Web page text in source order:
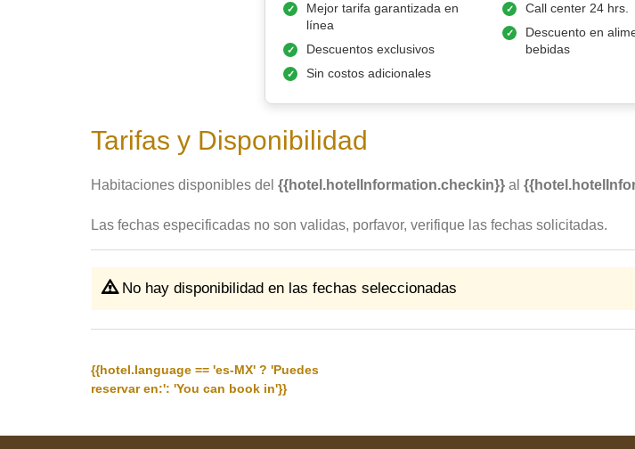
Mejor tarifa garantizada en
línea
Descuentos exclusivos
Sin costos adicionales
Call center 24 hrs.
Descuento en
bebidas
Tarifas y Disponibilidad
Habitaciones disponibles del {{hotel.hotelInformation.checkin}} al
Las fechas especificadas no son validas, porfavor, verifique las fechas solicitadas.
No hay disponibilidad en las fechas seleccionadas
{{hotel.language == 'es-MX' ? 'Puedes
reservar en:': 'You can book in'}}